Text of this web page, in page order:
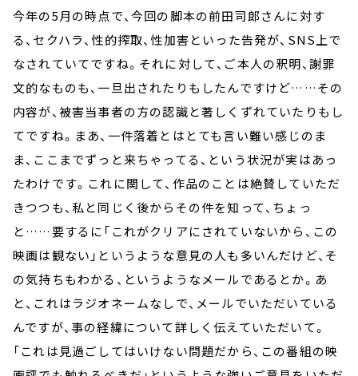
今年の5月の時点で、今回の脚本の前田司郎さんに対す
る、セクハラ、性的搾取、性加害といった告発が、SNS上で
なされていてですね。それに対して、ご本人の釈明、謝罪
文的なものも、一旦出されたりもしたんですけど……その
内容が、被害当事者の方の認識と著しくずれていたりもし
てですね。まあ、一件落着とはとても言い難い感じのま
ま、ここまでずっと来ちゃってる、という状況が実はあっ
たわけです。これに関して、作品のことは絶賛していただ
きつつも、私と同じく後からその件を知って、ちょっ
と……要するに「これがクリアにされていないから、この
映画は観ない」というような意見の人も多いんだけど、そ
の気持ちもわかる、というようなメールであるとか。あ
と、これはラジオネームなしで、メールでいただいている
んですが、事の経緯について詳しく伝えていただいて。
「これは見過ごしてはいけない問題だから、この番組の映